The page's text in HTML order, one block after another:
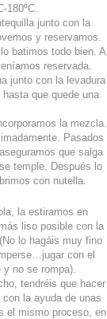
180ºC.
junto con la
y reservamos.
batimos todo bien. A
reservada.
junto con la levadura
que quede una
la mezcla.
Pasados
que salga
temple. Después lo
con nutella.
la estiramos en
liso posible con la
lo hagáis muy fino
con el
y no se rompa).
tendréis que hacer
la ayuda de unas
el mismo proceso, en